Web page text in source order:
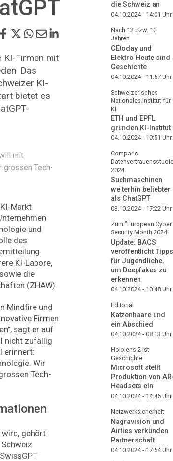
KI-Firmen mit
Das
KI-
bietet es
mit
grossen Tech-
Markt
und
des
KI-Labore,
die
(ZHAW).
Mindfire und
Firmen
sagt er auf
nicht zufällig
erinnert:
Wir
Tech-
wird, gehört
die Schweiz an
04.10.2024 - 14:01 Uhr
Nach 12 bzw. 10
Jahren
CEtoday und
Elektro Heute sind
Geschichte
04.10.2024 - 11:57 Uhr
Schweizerisches
Nationales Institut für
KI
ETH und EPFL
gründen KI-Institut
04.10.2024 - 10:51 Uhr
Comparis-
Datenvertrauensstudie
2024
Suchmaschinen
weiterhin beliebter
als ChatGPT
03.10.2024 - 17:22 Uhr
Zum "European Cyber
Security Month 2024"
Update: BACS
veröffentlicht Tipps
für Jugendliche,
um Deepfakes zu
erkennen
04.10.2024 - 10:48 Uhr
Editorial
Katzenhaare und
ein Abschied
04.10.2024 - 08:13 Uhr
Hololens 2 ist
Geschichte
Microsoft stellt
Produktion von
Headsets ein
04.10.2024 - 14:46 Uhr
Netzwerksicherheit
Nagravision und
Airties verkünden
Partnerschaft
04.10.2024 - 17:54Uhr